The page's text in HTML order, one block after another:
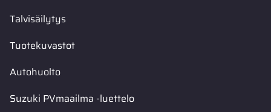
Talvisäilytys
Tuotekuvastot
Autohuolto
Suzuki PVmaailma -luettelo